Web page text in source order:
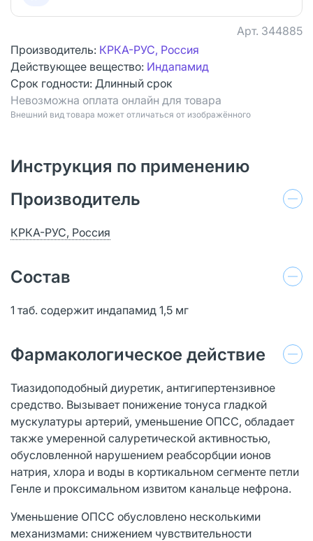
Арт. 344885
Производитель: КРКА-РУС, Россия
Действующее вещество: Индапамид
Срок годности: Длинный срок
Невозможна оплата онлайн для товара
Bнешний вид товара может отличаться от изображённого
Инструкция по применению
Производитель
КРКА-РУС, Россия
Состав
1 таб. содержит индапамид 1,5 мг
Фармакологическое действие
Тиазидоподобный диуретик, антигипертензивное
средство. Вызывает понижение тонуса гладкой
мускулатуры артерий, уменьшение ОПСС, обладает
также умеренной салуретической активностью,
обусловленной нарушением реабсорбции ионов
натрия, хлора и воды в кортикальном сегменте петли
Генле и проксимальном извитом канальце нефрона.
Уменьшение ОПСС обусловлено несколькими
механизмами: снижением чувствительности